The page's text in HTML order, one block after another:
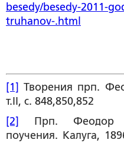
besedy/besedy-2011-
truhanov-.html
[1] Творения прп.
т.II, с. 848,850,852
[2]
Прп. Феодор
поучения. Калуга,